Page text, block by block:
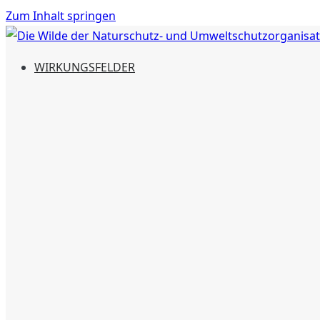
Zum Inhalt springen
Die Wilde der Naturschutz- und
Aktiven Naturschutz mit einer Spende unterstützen und
WIRKUNGSFELDER